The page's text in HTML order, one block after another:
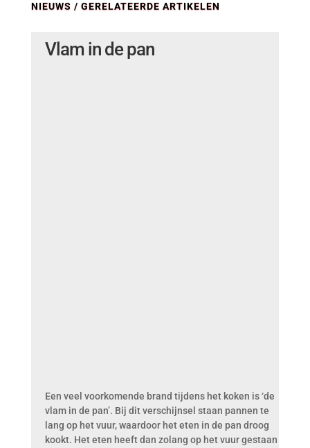
NIEUWS / GERELATEERDE ARTIKELEN
Vlam in de pan
Een veel voorkomende brand tijdens het koken is ‘de
vlam in de pan’. Bij dit verschijnsel staan pannen te
lang op het vuur, waardoor het eten in de pan droog
kookt. Het eten heeft dan zolang op het vuur gestaan